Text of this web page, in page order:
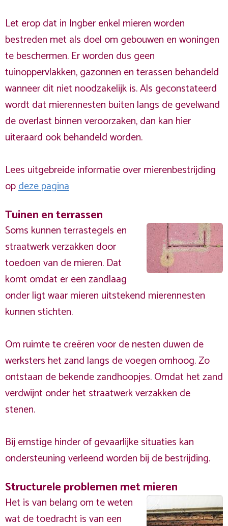
Let erop dat in Ingber enkel mieren worden
bestreden met als doel om gebouwen en woningen
te beschermen. Er worden dus geen
tuinoppervlakken, gazonnen en terassen behandeld
wanneer dit niet noodzakelijk is. Als geconstateerd
wordt dat mierennesten buiten langs de gevelwand
de overlast binnen veroorzaken, dan kan hier
uiteraard ook behandeld worden.
Lees uitgebreide informatie over mierenbestrijding
opdeze pagina
Tuinen en terrassen
Soms kunnen terrastegels en
straatwerk verzakken door
toedoen van de mieren. Dat
komt omdat er een zandlaag
onder ligt waar mieren uitstekend mierennesten
kunnen stichten.
Om ruimte te creëren voor de nesten duwen de
werksters het zand langs de voegen omhoog. Zo
ontstaan de bekende zandhoopjes. Omdat het zand
verdwijnt onder het straatwerk verzakken de
stenen.
Bij ernstige hinder of gevaarlijke situaties kan
ondersteuning verleend worden bij de bestrijding.
Structurele problemen met mieren
Het is van belang om te weten
wat de toedracht is van een